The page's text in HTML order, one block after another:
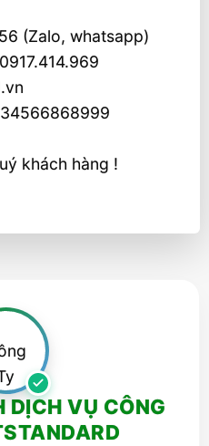
(Zalo, whatsapp)
khách hàng !
DỊCH VỤ CÔNG